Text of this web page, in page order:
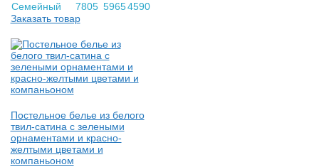
Семейный
7805 59654590
Заказать товар
Постельное белье из белого
твил-сатина с зелеными
орнаментами и красно-
желтыми цветами и
компаньоном